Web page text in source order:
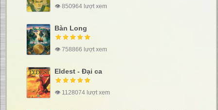
👁 850964 lượt xem
Bàn Long
👁 758866 lượt xem
Eldest - Đại ca
👁 1128074 lượt xem